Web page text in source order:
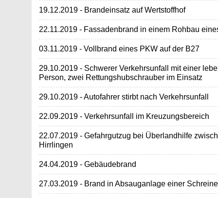
19.12.2019 - Brandeinsatz auf Wertstoffhof
22.11.2019 - Fassadenbrand in einem Rohbau
03.11.2019 - Vollbrand eines PKW auf der B27
29.10.2019 - Schwerer Verkehrsunfall mit einer
Person, zwei Rettungshubschrauber im Einsatz
29.10.2019 - Autofahrer stirbt nach Verkehrsunfall
22.09.2019 - Verkehrsunfall im Kreuzungsbereich
22.07.2019 - Gefahrgutzug bei Überlandhilfe
Hirrlingen
24.04.2019 - Gebäudebrand
27.03.2019 - Brand in Absauganlage einer